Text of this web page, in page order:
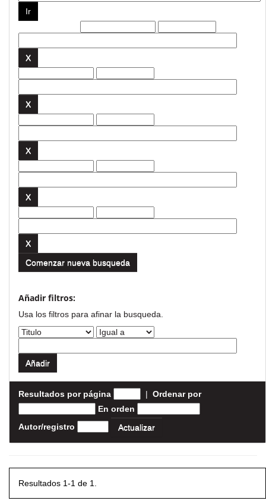
Comenzar nueva busqueda
Añadir filtros:
Usa los filtros para afinar la busqueda.
Resultados por página | Ordenar por
En orden
Autor/registro
Resultados 1-1 de 1.